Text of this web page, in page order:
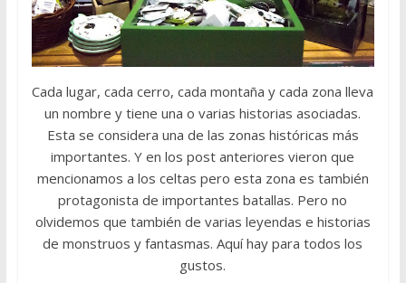
Cada lugar, cada cerro, cada montaña y cada zona lleva
un nombre y tiene una o varias historias asociadas.
Esta se considera una de las zonas históricas más
importantes. Y en los post anteriores vieron que
mencionamos a los celtas pero esta zona es también
protagonista de importantes batallas. Pero no
olvidemos que también de varias leyendas e historias
de monstruos y fantasmas. Aquí hay para todos los
gustos.